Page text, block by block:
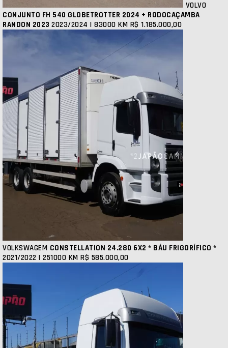
VOLVO
CONJUNTO FH 540 GLOBETROTTER 2024 + RODOCAÇAMBA
RANDON 2023 2023/2024 | 83000 KM R$ 1.185.000,00
VOLKSWAGEM CONSTELLATION 24.280 6X2 * BÁU FRIGORÍFICO *
2021/2022 | 251000 KM R$ 585.000,00